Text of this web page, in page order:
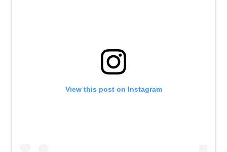
View this post on Instagram